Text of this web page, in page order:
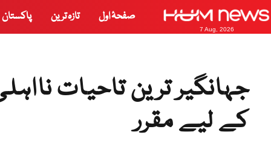
7 Aug, 2026
صفحۂ اول تازہ ترین پاکستان
جہانگیر ترین تاحیات
کے لیے مقرر